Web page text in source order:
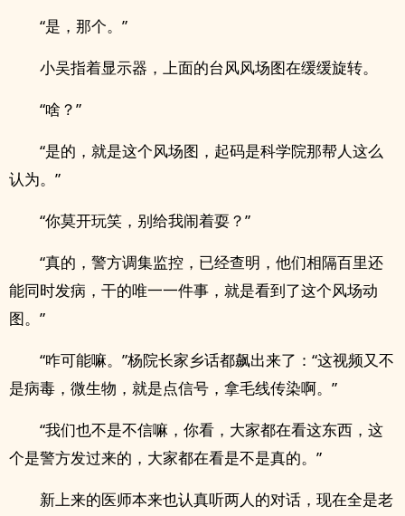
“是，那个。”
小吴指着显示器，上面的台风风场图在缓缓旋转。
“啥？”
“是的，就是这个风场图，起码是科学院那帮人这么
认为。”
“你莫开玩笑，别给我闹着耍？”
“真的，警方调集监控，已经查明，他们相隔百里还
能同时发病，干的唯一一件事，就是看到了这个风场动
图。”
“咋可能嘛。”杨院长家乡话都飙出来了：“这视频又不
是病毒，微生物，就是点信号，拿毛线传染啊。”
“我们也不是不信嘛，你看，大家都在看这东西，这
个是警方发过来的，大家都在看是不是真的。”
新上来的医师本来也认真听两人的对话，现在全是老